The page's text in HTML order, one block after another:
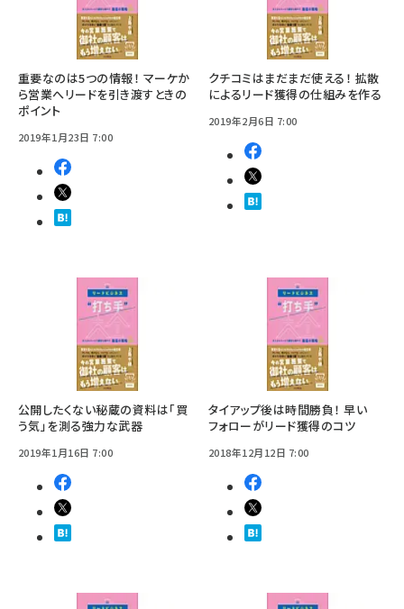
重要なのは5つの情報！ マーケか
ら営業へリードを引き渡すときの
ポイント
2019年1月23日 7:00
クチコミはまだまだ使える！ 拡散
によるリード獲得の仕組みを作る
2019年2月6日 7:00
公開したくない秘蔵の資料は「買
う気」を測る強力な武器
2019年1月16日 7:00
タイアップ後は時間勝負！ 早い
フォローがリード獲得のコツ
2018年12月12日 7:00